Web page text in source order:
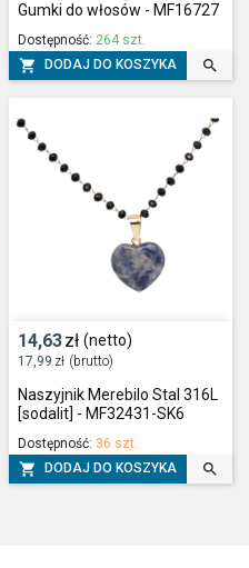
Gumki do włosów - MF16727
Dostępność: 264 szt.
 DODAJ DO KOSZYKA 
14,63zł (netto)
17,99 zł (brutto)
Naszyjnik Merebilo Stal 316L
[sodalit] - MF32431-SK6
Dostępność: 36 szt.
 DODAJ DO KOSZYKA 